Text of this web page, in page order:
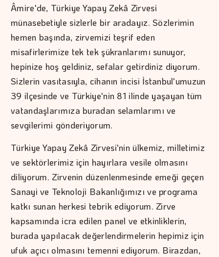
Âmire'de, Türkiye Yapay Zekâ Zirvesi
münasebetiyle sizlerle bir aradayız. Sözlerimin
hemen başında, zirvemizi teşrif eden
misafirlerimize tek tek şükranlarımı sunuyor,
hepinize hoş geldiniz, sefalar getirdiniz diyorum.
Sizlerin vasıtasıyla, cihanın incisi İstanbul'umuzun
39 ilçesinde ve Türkiye'nin 81 ilinde yaşayan tüm
vatandaşlarımıza buradan selamlarımı ve
sevgilerimi gönderiyorum.
Türkiye Yapay Zekâ Zirvesi'nin ülkemiz, milletimiz
ve sektörlerimiz için hayırlara vesile olmasını
diliyorum. Zirvenin düzenlenmesinde emeği geçen
Sanayi ve Teknoloji Bakanlığımızı ve programa
katkı sunan herkesi tebrik ediyorum. Zirve
kapsamında icra edilen panel ve etkinliklerin,
burada yapılacak değerlendirmelerin hepimiz için
ufuk açıcı olmasını temenni ediyorum. Birazdan,